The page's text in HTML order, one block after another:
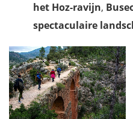
het Hoz-ravijn,
spectaculaire